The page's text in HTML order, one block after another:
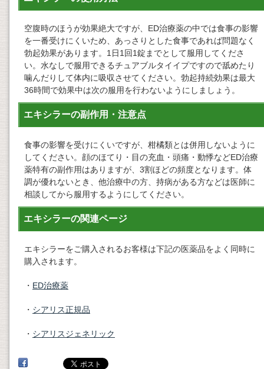
空腹時のほうが効果絶大ですが、ED治療薬の中では食事の影響
を一番受けにくいため、あっさりとした食事であれば問題なく
勃起効果があります。1日1回1錠までとして服用してくださ
い。水なしで服用できるチュアブルタイイプですので舐めたり
噛んだりして体内に吸収させてください。勃起持続効果は最大
36時間で効果中は次の服用を行わないようにしましょう。
エキシラーの副作用・注意点
食事の影響を受けにくいですが、柑橘類とは併用しないように
してください。顔のほてり・目の充血・頭痛・動悸などED治療
薬特有の副作用はありますが、3割ほどの頻度となります。体
調が優れないとき、他治療中の方、持病がある方などは医師に
相談してから服用するようにしてください。
エキシラーの関連ページ
エキシラーをご購入されるお客様は下記の医薬品をよく同時に
購入されます。
・ ED治療薬
・ シアリス正規品
・ シアリスジェネリック